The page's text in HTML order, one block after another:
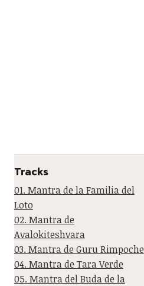
Tracks
01. Mantra de la Familia del
Loto
02. Mantra de
Avalokiteshvara
03. Mantra de Guru Rimpoche
04. Mantra de Tara Verde
05. Mantra del Buda de la